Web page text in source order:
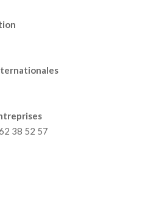
38 52 57